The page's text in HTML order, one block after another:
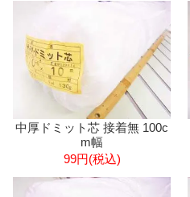
中厚ドミット芯 接着無 100c
m幅
99円(税込)